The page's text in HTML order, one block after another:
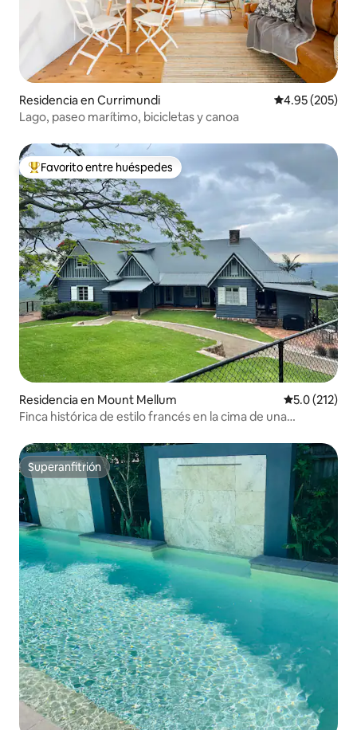
Residencia en Currimundi Calificación
4.95 (205)
Lago, paseo marítimo, bicicletas y canoa
De los mejores en Favorito entre huéspedes
Favorito entre huéspedes
Residencia en Mount Mellum Calificación
5.0 (212)
Finca histórica de estilo francés en la cima de una
Superanfitrión
Superanfitrión